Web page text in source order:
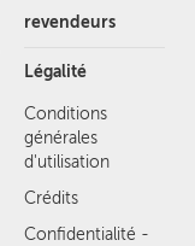
revendeurs
Légalité
Conditions
générales
d'utilisation
Crédits
Confidentialité -